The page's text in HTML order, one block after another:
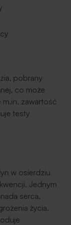
pobrany
co może
zawartość
testy
w osierdziu
Jednym
serca,
życia.